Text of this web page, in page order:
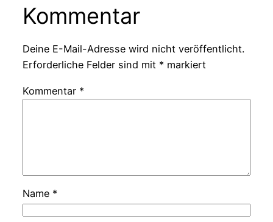
Kommentar
Deine E-Mail-Adresse wird nicht veröffentlicht.
Erforderliche Felder sind mit * markiert
Kommentar *
Name *